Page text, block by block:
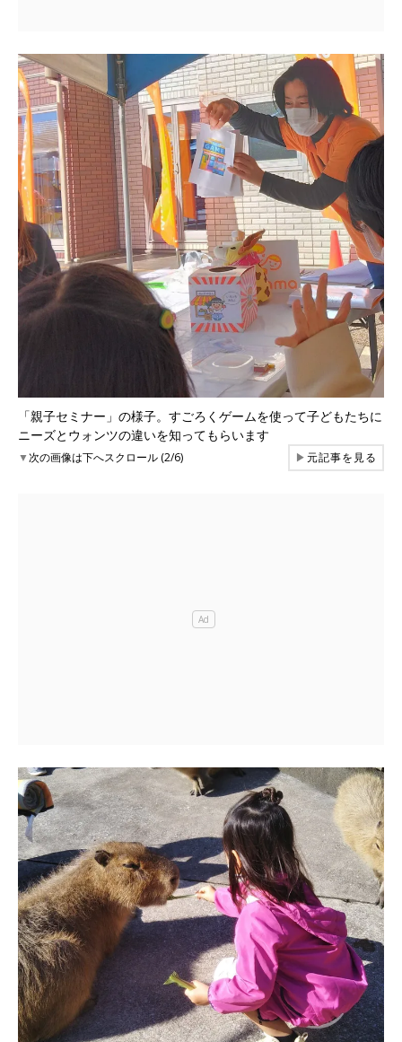
「親子セミナー」の様子。すごろくゲームを使って子どもたちに
ニーズとウォンツの違いを知ってもらいます
▼次の画像は下へスクロール (2/6) ▶元記事を見る